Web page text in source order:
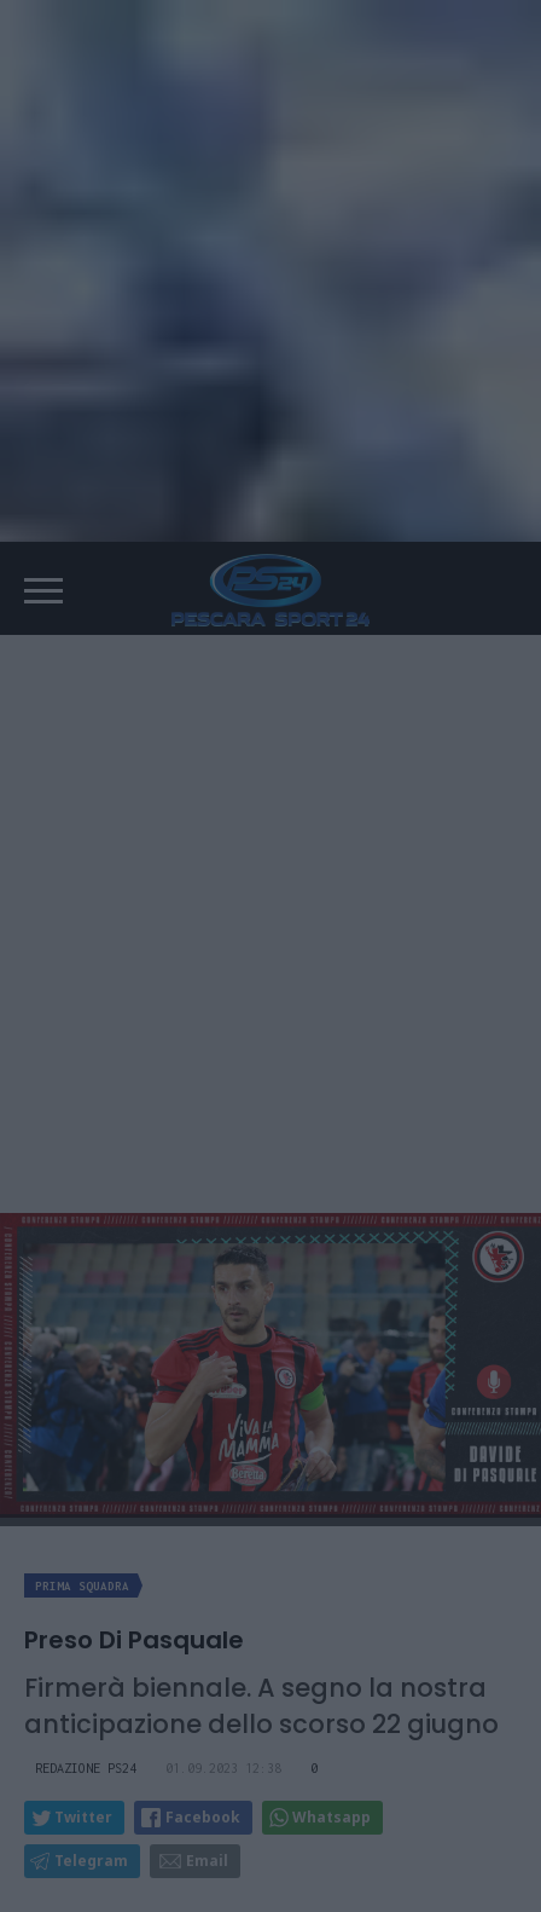
PRIMA SQUADRA
Preso Di Pasquale
Firmerà biennale. A segno la nostra
anticipazione dello scorso 22 giugno
REDAZIONE PS24 01.09.2023 12:38 0
Twitter Facebook Whatsapp
Telegram Email